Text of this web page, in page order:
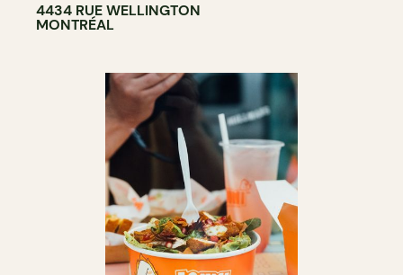
4434 RUE WELLINGTON
MONTRÉAL